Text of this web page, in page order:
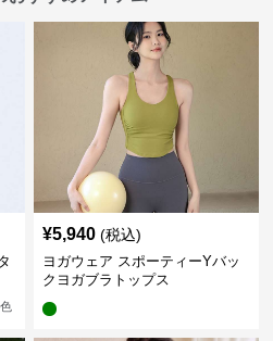
色
¥5,940 (税込)
ヨガウェア スポーティーYバッ
クヨガブラトップス